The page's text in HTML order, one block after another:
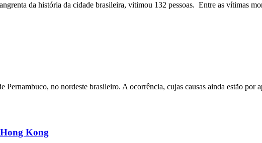
da história da cidade brasileira, vitimou 132 pessoas. Entre as vítimas
Pernambuco, no nordeste brasileiro. A ocorrência, cujas causas ainda estão por
Kong